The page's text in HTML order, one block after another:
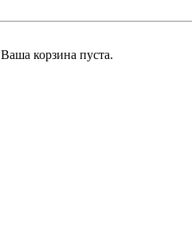
Ваша корзина пуста.